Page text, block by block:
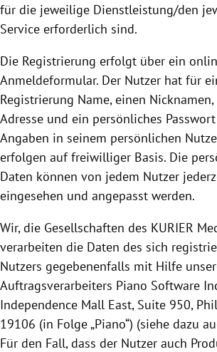
für die jeweilige Dienstleistung/den
Service erforderlich sind.
Die Registrierung erfolgt über ein
Anmeldeformular. Der Nutzer hat für
Registrierung Name, einen
Adresse und ein persönliches
Angaben in seinem persönlichen
erfolgen auf freiwilliger Basis. Die
Daten können von jedem Nutzer
eingesehen und angepasst werden.
Wir, die Gesellschaften des KURIER
verarbeiten die Daten des sich
Nutzers gegebenenfalls mit Hilfe
Auftragsverarbeiters Piano Software
Independence Mall East, Suite 950,
19106 (in Folge „Piano“) (siehe dazu
Für den Fall, dass der Nutzer auch